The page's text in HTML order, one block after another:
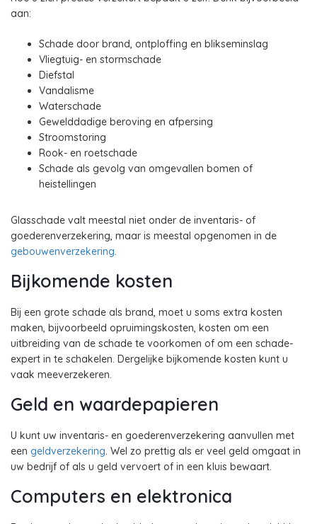
aan:
Schade door brand, ontploffing en blikseminslag
Vliegtuig- en stormschade
Diefstal
Vandalisme
Waterschade
Gewelddadige beroving en afpersing
Stroomstoring
Rook- en roetschade
Schade als gevolg van omgevallen bomen of
heistellingen
Glasschade valt meestal niet onder de inventaris- of
goederenverzekering, maar is meestal opgenomen in de
gebouwenverzekering.
Bijkomende kosten
Bij een grote schade als brand, moet u soms extra kosten
maken, bijvoorbeeld opruimingskosten, kosten om een
uitbreiding van de schade te voorkomen of om een schade-
expert in te schakelen. Dergelijke bijkomende kosten kunt u
vaak meeverzekeren.
Geld en waardepapieren
U kunt uw inventaris- en goederenverzekering aanvullen met
een geldverzekering. Wel zo prettig als er veel geld omgaat in
uw bedrijf of als u geld vervoert of in een kluis bewaart.
Computers en elektronica